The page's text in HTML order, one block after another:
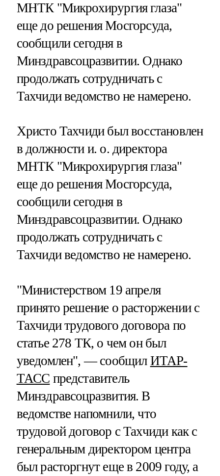
МНТК "Микрохирургия глаза"
еще до решения Мосгорсуда,
сообщили сегодня в
Минздравсоцразвитии. Однако
продолжать сотрудничать с
Тахчиди ведомство не намерено.
Христо Тахчиди был восстановлен
в должности и. о. директора
МНТК "Микрохирургия глаза"
еще до решения Мосгорсуда,
сообщили сегодня в
Минздравсоцразвитии. Однако
продолжать сотрудничать с
Тахчиди ведомство не намерено.
"Министерством 19 апреля
принято решение о расторжении с
Тахчиди трудового договора по
статье 278 ТК, о чем он был
уведомлен", — сообщил ИТАР-
ТАСС представитель
Минздравсоцразвития. В
ведомстве напомнили, что
трудовой договор с Тахчиди как с
генеральным директором центра
был расторгнут еще в 2009 году, а